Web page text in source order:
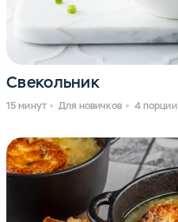
Свекольник
15 минут Для новичков 4 порции